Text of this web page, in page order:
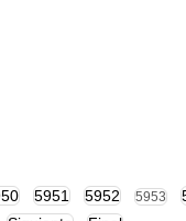
5951 5952 5953